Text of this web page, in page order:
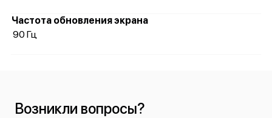
Частота обновления экрана
90 Гц
Возникли вопросы?